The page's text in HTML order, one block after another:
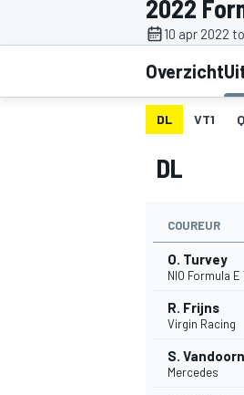
2022
10 apr 2022
Overzicht
DL VT1
DL
COUREUR
O. Turvey
NIO Formula E
R. Frijns
Virgin Racing
S.
Mercedes